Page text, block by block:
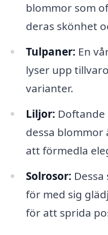
blommor som
deras skönhet
Tulpaner: En
lyser upp
varianter.
Liljor: Doftande
dessa
att förmedla
Solrosor:
för med sig
för att sprida